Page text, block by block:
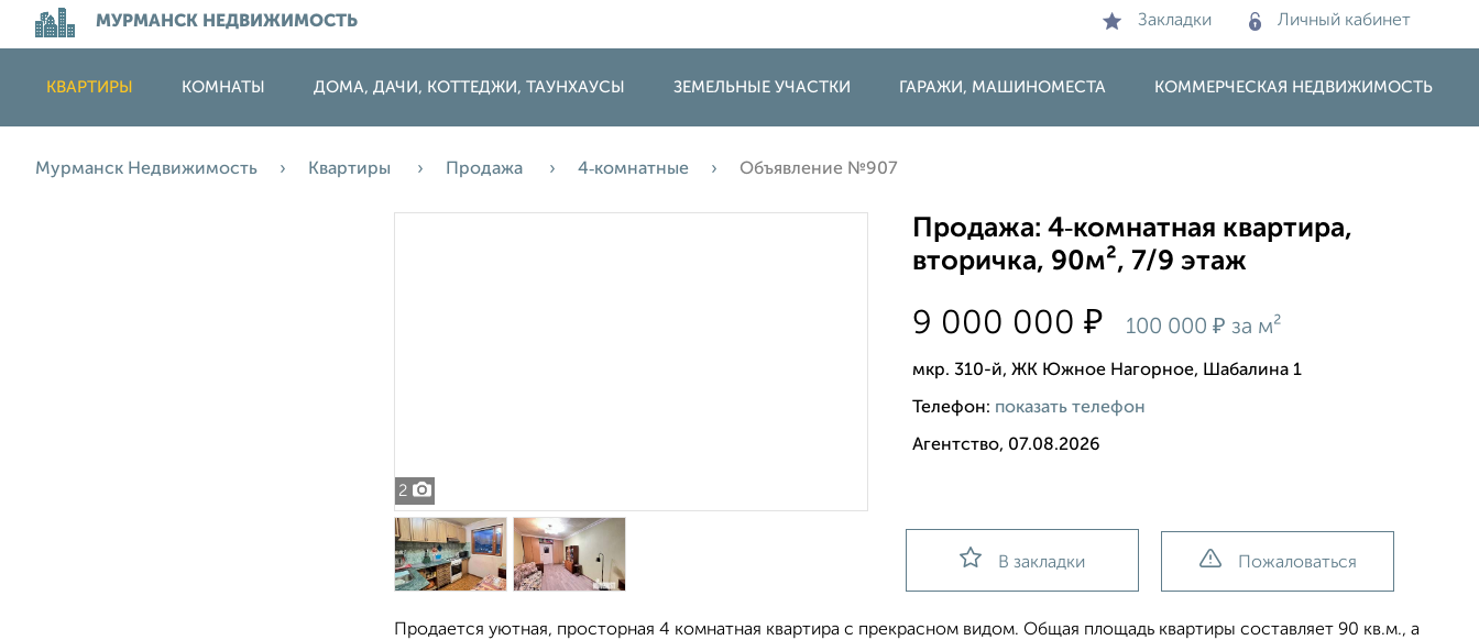
МУРМАНСК НЕДВИЖИМОСТЬ Закладки Личный кабинет
КВАРТИРЫ КОМНАТЫ ДОМА, ДАЧИ, КОТТЕДЖИ, ТАУНХАУСЫ ЗЕМЕЛЬНЫЕ УЧАСТКИ ГАРАЖИ, МАШИНОМЕСТА КОММЕРЧЕСКАЯ НЕДВИЖИМОСТЬ
Мурманск Недвижимость Квартиры Продажа 4‑комнатные Объявление №907
2
Продажа: 4‑комнатная квартира,
вторичка, 90м², 7/9 этаж
9 000 000₽ 100 000₽ за м²
мкр. 310-й, ЖК Южное Нагорное, Шабалина 1
Телефон: показать телефон
Агентство, 07.08.2026
В закладки Пожаловаться
Продается уютная, просторная 4 комнатная квартира с прекрасном видом. Общая площадь квартиры составляет 90 кв.м., а